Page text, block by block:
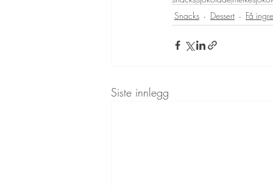
Snacks
Dessert Få
Siste innlegg